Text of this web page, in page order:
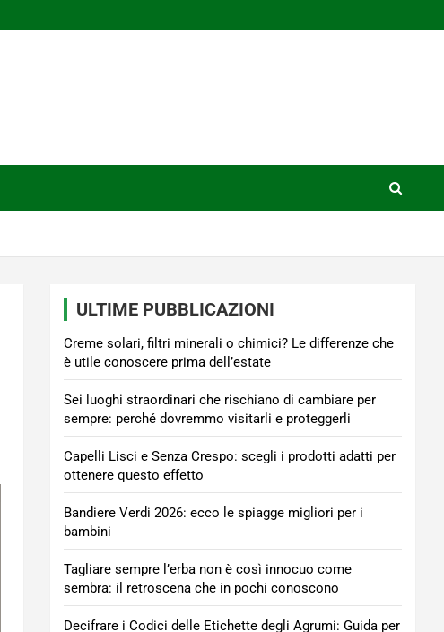
ULTIME PUBBLICAZIONI
Creme solari, filtri minerali o chimici? Le differenze che
è utile conoscere prima dell’estate
Sei luoghi straordinari che rischiano di cambiare per
sempre: perché dovremmo visitarli e proteggerli
Capelli Lisci e Senza Crespo: scegli i prodotti adatti per
ottenere questo effetto
Bandiere Verdi 2026: ecco le spiagge migliori per i
bambini
Tagliare sempre l’erba non è così innocuo come
sembra: il retroscena che in pochi conoscono
Decifrare i Codici delle Etichette degli Agrumi: Guida per